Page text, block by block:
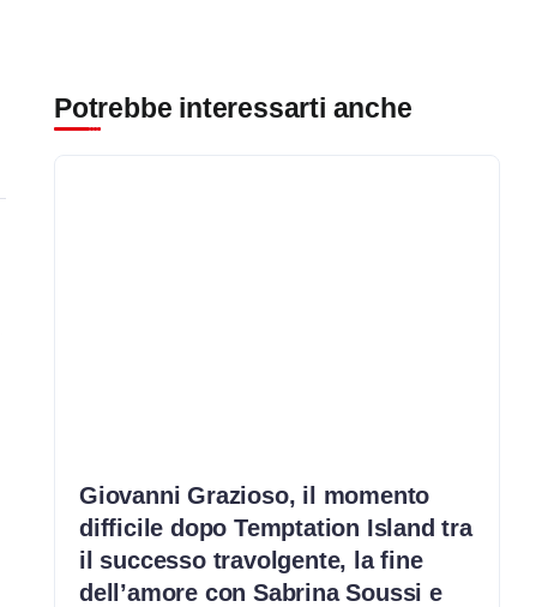
Potrebbe interessarti anche
Giovanni Grazioso, il momento
difficile dopo Temptation Island tra
il successo travolgente, la fine
dell’amore con Sabrina Soussi e